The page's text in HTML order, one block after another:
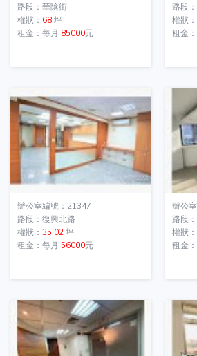
路段：華陰街
權狀： 68坪
租金：每月 85000元
路段
權狀：
租金
辦公室編號：21347
路段：復興北路
權狀： 35.02坪
租金：每月 56000元
辦公
路段
權狀：
租金